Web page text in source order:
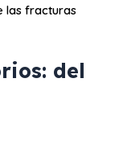
las fracturas
del